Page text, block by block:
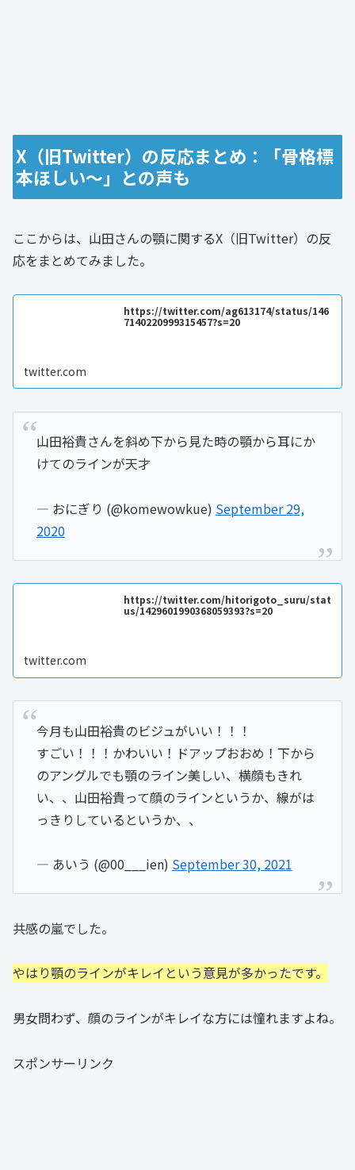
X（旧Twitter）の反応まとめ：「骨格標
本ほしい～」との声も
ここからは、山田さんの顎に関するX（旧Twitter）の反
応をまとめてみました。
https://twitter.com/ag613174/status/146
7140220999315457?s=20
twitter.com
山田裕貴さんを斜め下から見た時の顎から耳にか
けてのラインが天才
— おにぎり (@komewowkue) September 29,
2020
https://twitter.com/hitorigoto_suru/stat
us/1429601990368059393?s=20
twitter.com
今月も山田裕貴のビジュがいい！！！
すごい！！！かわいい！ドアップおおめ！下から
のアングルでも顎のライン美しい、横顔もきれ
い、、山田裕貴って顔のラインというか、線がは
っきりしているというか、、
— あいう (@00___ien) September 30, 2021
共感の嵐でした。
やはり顎のラインがキレイという意見が多かったです。
男女問わず、顔のラインがキレイな方には憧れますよね。
スポンサーリンク